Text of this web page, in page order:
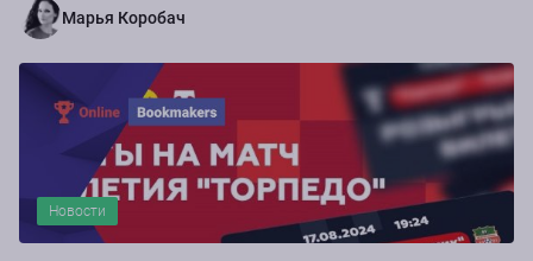
Марья Коробач
Новости